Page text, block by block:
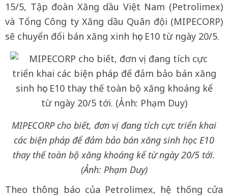
15/5, Tập đoàn Xăng dầu Việt Nam (Petrolimex)
và Tổng Công ty Xăng dầu Quân đội (MIPECORP)
sẽ chuyển đổi bán xăng xinh học E10 từ ngày 20/5.
MIPECORP cho biết, đơn vị đang tích cực triển khai
các biện pháp để đảm bảo bán xăng sinh học E10
thay thế toàn bộ xăng khoáng kể từ ngày 20/5 tới.
(Ảnh: Phạm Duy)
Theo thông báo của Petrolimex, hệ thống cửa